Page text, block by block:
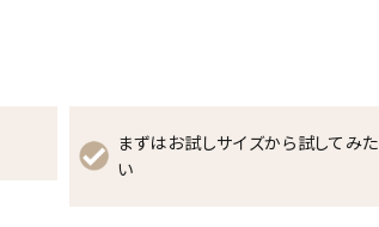
まずはお試しサイズから試してみた
い